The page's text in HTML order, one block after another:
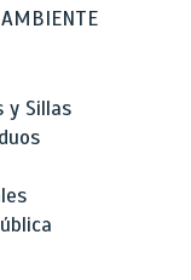
AMBIENTE
y Sillas